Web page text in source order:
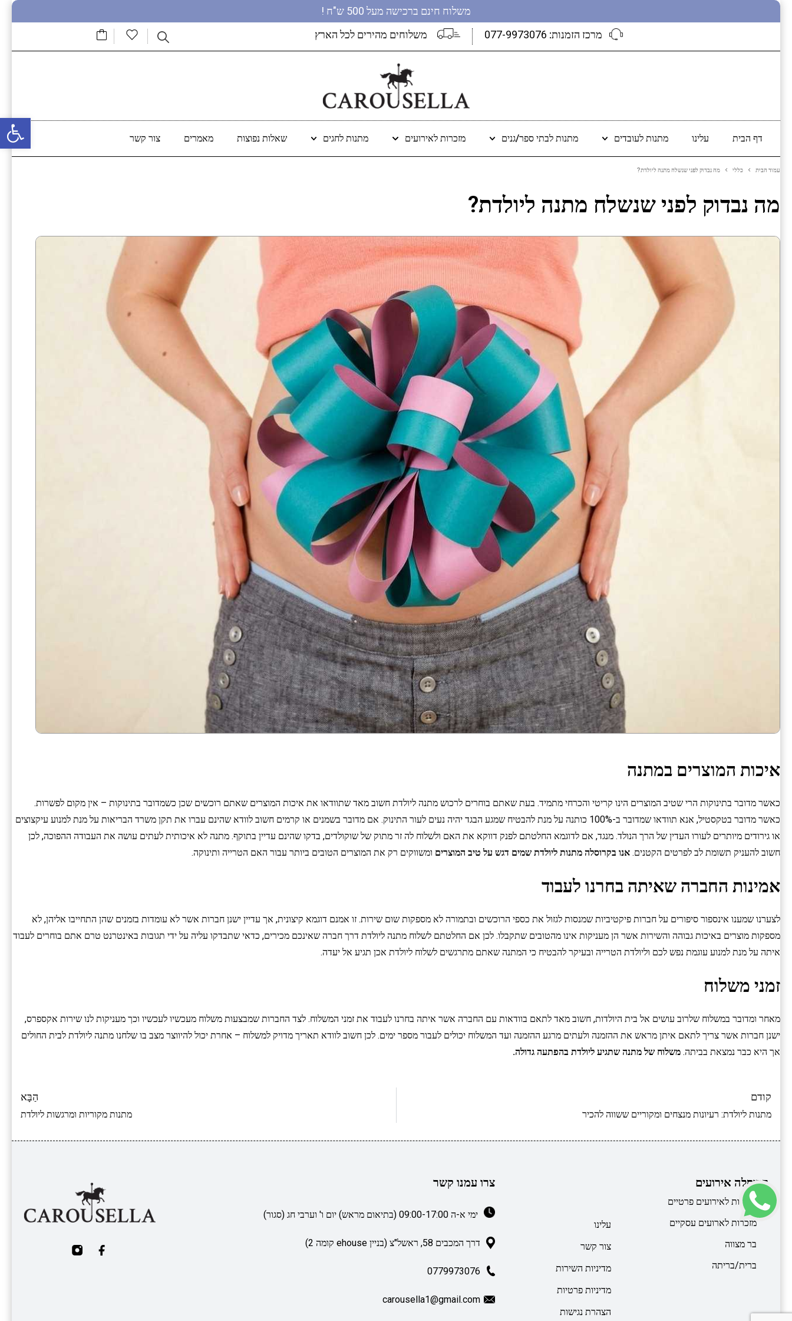
פתח סרגל נגישות
משלוח חינם ברכישה מעל 500 ש"ח !
מרכז הזמנות: 077-9973076 משלוחים מהירים לכל הארץ
דף הבית עלינו מתנות לעובדים מתנות לבתי ספר/גנים מזכרות לאירועים מתנות לחגים שאלות נפוצות מאמרים צור קשר
עמוד הבית כללי מה נבדוק לפני שנשלח מתנה ליולדת?
מה נבדוק לפני שנשלח מתנה ליולדת?
איכות המוצרים במתנה
כאשר מדובר בתינוקות הרי שטיב המוצרים הינו קריטי והכרחי מתמיד. בעת שאתם בוחרים לרכוש מתנה ליולדת חשוב מאד שתוודאו את איכות המוצרים שאתם רוכשים שכן כשמדובר בתינוקות – אין מקום לפשרות.
כאשר מדובר בטקסטיל, אנא תוודאו שמדובר ב-100% כותנה על מנת להבטיח שמגע הבגד יהיה נעים לעור התינוק. אם מדובר בשמנים או קרמים חשוב לוודא שהינם עברו את תקן משרד הבריאות על מנת למנוע עיקצוצים
או גירודים מיותרים לעורו העדין של הרך הנולד. מנגד, אם לדוגמא החלטתם לפנק דווקא את האם ולשלוח לה זר מתוק של שוקולדים, בדקו שהינם עדיין בתוקף. מתנה לא איכותית לעתים עושה את העבודה ההפוכה, לכן
חשוב להעניק תשומת לב לפרטים הקטנים. אנו בקרוסלה מתנות ליולדת שמים דגש על טיב המוצרים ומשווקים רק את המוצרים הטובים ביותר עבור האם הטרייה ותינוקה.
אמינות החברה שאיתה בחרנו לעבוד
לצערנו שמענו אינספור סיפורים על חברות פיקטיביות שמנסות לגזול את כספי הרוכשים ובתמורה לא מספקות שום שירות. זו אמנם דוגמא קיצונית, אך עדיין ישנן חברות אשר לא עומדות בזמנים שהן התחייבו אליהן, לא
מספקות מוצרים באיכות גבוהה והשירות אשר הן מעניקות אינו מהטובים שתקבלו. לכן אם החלטתם לשלוח מתנה ליולדת דרך חברה שאינכם מכירים, כדאי שתבדקו עליה על ידי תגובות באינטרנט טרם אתם בוחרים לעבוד
איתה על מנת למנוע עוגמת נפש לכם וליולדת הטרייה ובעיקר להבטיח כי המתנה שאתם מתרגשים לשלוח ליולדת אכן תגיע אל יעדה.
זמני משלוח
מאחר ומדובר במשלוח שלרוב עושים אל בית היולדות, חשוב מאד לתאם בוודאות עם החברה אשר איתה בחרנו לעבוד את זמני המשלוח. לצד החברות שמבצעות משלוח מעכשיו לעכשיו וכך מעניקות לנו שירות אקספרס,
ישנן חברות אשר צריך לתאם איתן מראש את ההזמנה ולעתים מרגע ההזמנה ועד המשלוח יכולים לעבור מספר ימים. לכן חשוב לוודא תאריך מדויק למשלוח – אחרת יכול להיווצר מצב בו שלחנו מתנה ליולדת לבית החולים
אך היא כבר נמצאת בביתה. משלוח של מתנה שתגיע ליולדת בהפתעה גדולה.
קודם
מתנות ליולדת: רעיונות מנצחים ומקוריים ששווה להכיר
הַבָּא
מתנות מקוריות ומרגשות ליולדת
קרוסלה אירועים
מזכרות לאירועים פרטיים
מזכרות לארועים עסקיים
בר מצווה
ברית/בריתה
עלינו
צור קשר
מדיניות השירות
מדיניות פרטיות
הצהרת נגישות
צרו עמנו קשר
ימי א-ה 09:00-17:00 (בתיאום מראש) יום ו' וערבי חג (סגור)
דרך המכבים 58, ראשל"צ (בניין ehouse קומה 2)
0779973076
carousella1@gmail.com